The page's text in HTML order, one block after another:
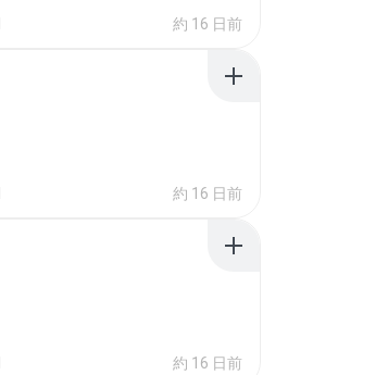
約 16 日前
約 16 日前
約 16 日前